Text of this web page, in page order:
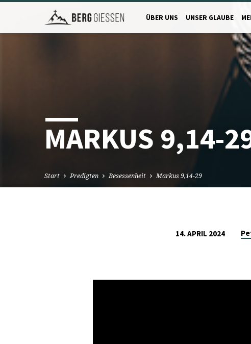
ÜBER UNS UNSER GLAUBE
MARKUS 9,14-
Start Predigten Besessenheit Markus 9,14-29
9,14-
14. APRIL 2024